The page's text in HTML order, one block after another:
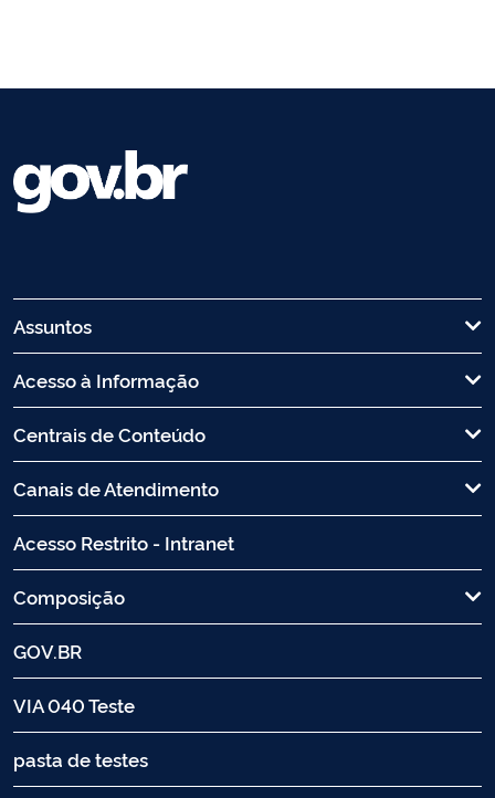
Assuntos
Acesso à Informação
Centrais de Conteúdo
Canais de Atendimento
Acesso Restrito - Intranet
Composição
GOV.BR
VIA 040 Teste
pasta de testes